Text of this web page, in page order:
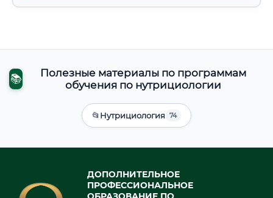
📚
Полезные материалы по программам
обучения по нутрициологии
📂Нутрициология 74
ДОПОЛНИТЕЛЬНОЕ
ПРОФЕССИОНАЛЬНОЕ